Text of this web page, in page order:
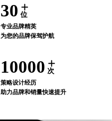
30 位
专业品牌精英
为您的品牌保驾护航
10000 次
策略设计经历
助⼒品牌和销量快速提升